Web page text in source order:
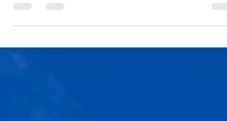
Vorspeise, Lachs mit Honig-Dill Senf...